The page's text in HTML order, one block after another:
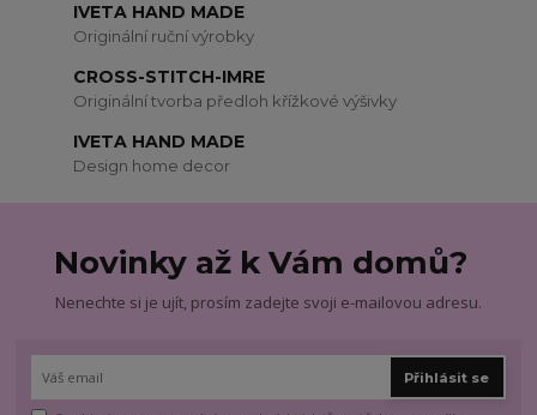
IVETA HAND MADE
Originální ruční výrobky
CROSS-STITCH-IMRE
Originální tvorba předloh křížkové výšivky
IVETA HAND MADE
Design home decor
Novinky až k Vám domů?
Nenechte si je ujít, prosím zadejte svoji e-mailovou adresu.
Přihlásit se